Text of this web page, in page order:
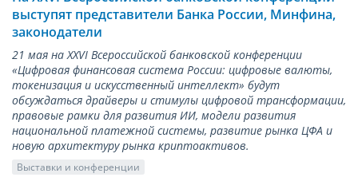
выступят представители Банка России, Минфина,
законодатели
21 мая на XXVI Всероссийской банковской конференции
«Цифровая финансовая система России: цифровые валюты,
токенизация и искусственный интеллект» будут
обсуждаться драйверы и стимулы цифровой трансформации,
правовые рамки для развития ИИ, модели развития
национальной платежной системы, развитие рынка ЦФА и
новую архитектуру рынка криптоактивов.
Выставки и конференции